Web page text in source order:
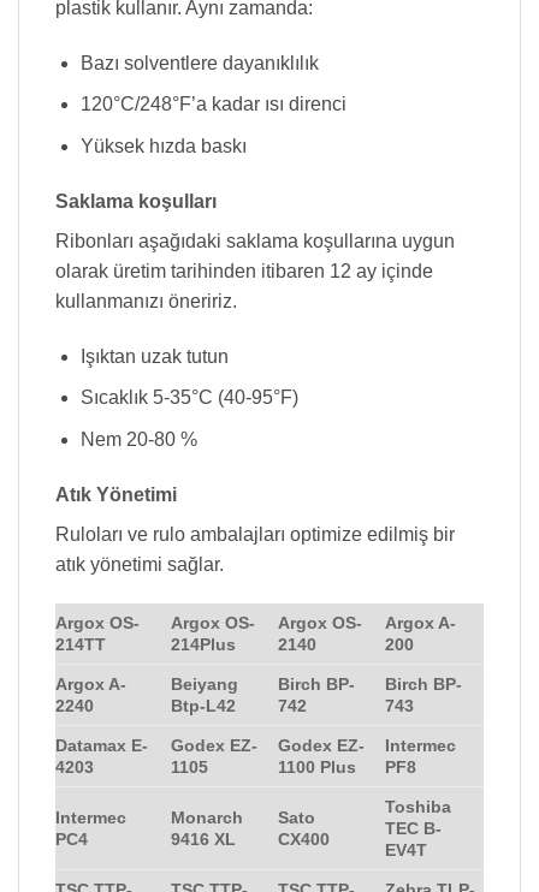
plastik kullanır. Aynı zamanda:
Bazı solventlere dayanıklılık
120°C/248°F’a kadar ısı direnci
Yüksek hızda baskı
Saklama koşulları
Ribonları aşağıdaki saklama koşullarına uygun
olarak üretim tarihinden itibaren 12 ay içinde
kullanmanızı öneririz.
Işıktan uzak tutun
Sıcaklık 5-35°C (40-95°F)
Nem 20-80 %
Atık Yönetimi
Ruloları ve rulo ambalajları optimize edilmiş bir
atık yönetimi sağlar.
Argox OS-
214TT
Argox OS-
214Plus
Argox OS-
2140
Argox A-
200
Argox A-
2240
Beiyang
Btp-L42
Birch BP-
742
Birch BP-
743
Datamax E-
4203
Godex EZ-
1105
Godex EZ-
1100 Plus
Intermec
PF8
Intermec
PC4
Monarch
9416 XL
Sato
CX400
Toshiba
TEC B-
EV4T